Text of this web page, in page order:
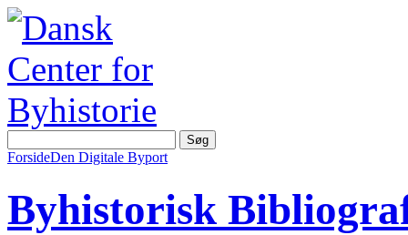
ForsideDen Digitale Byport
Byhistorisk